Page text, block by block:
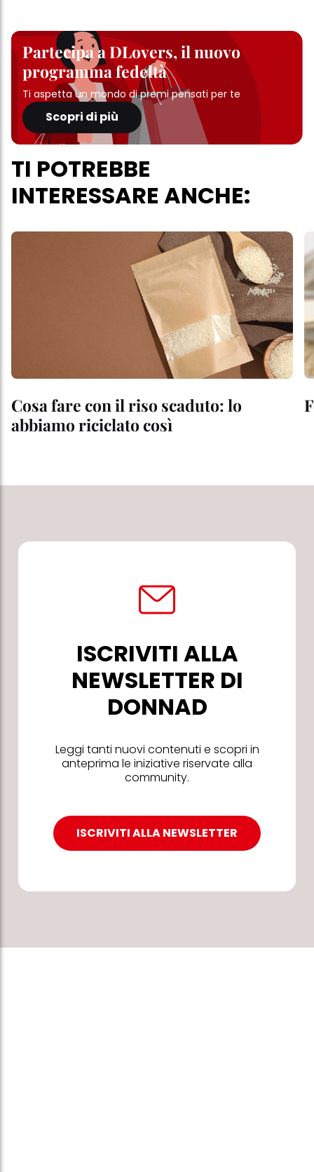
Partecipa a DLovers, il nuovo
programma fedeltà
Ti aspetta un mondo di premi pensati per te
Scopri di più
TI POTREBBE
INTERESSARE ANCHE:
Cosa fare con il riso scaduto: lo
abbiamo riciclato così
ISCRIVITI ALLA
NEWSLETTER DI
DONNAD
Leggi tanti nuovi contenuti e scopri in
anteprima le iniziative riservate alla
community.
ISCRIVITI ALLA NEWSLETTER